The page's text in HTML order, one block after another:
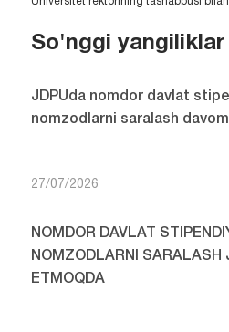
So'nggi yangiliklar
JDPUda nomdor davlat
nomzodlarni saralash
27/07/2026
NOMDOR DAVLAT
NOMZODLARNI SARALASH
ETMOQDA